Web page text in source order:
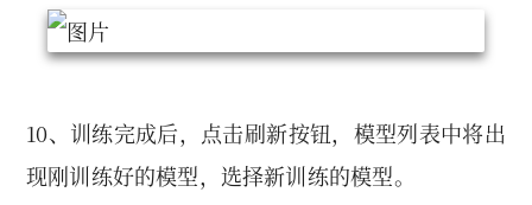
10、训练完成后，点击刷新按钮，模型列表中将出
现刚训练好的模型，选择新训练的模型。